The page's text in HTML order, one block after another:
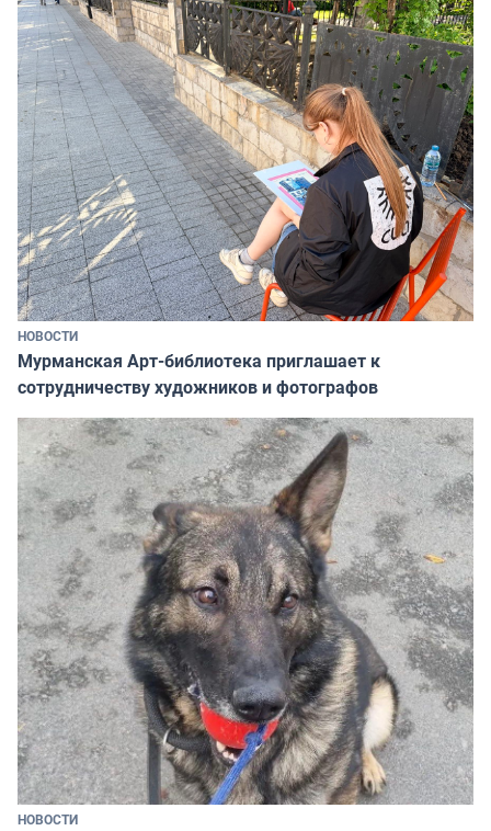
НОВОСТИ
Мурманская Арт-библиотека приглашает к
сотрудничеству художников и фотографов
НОВОСТИ